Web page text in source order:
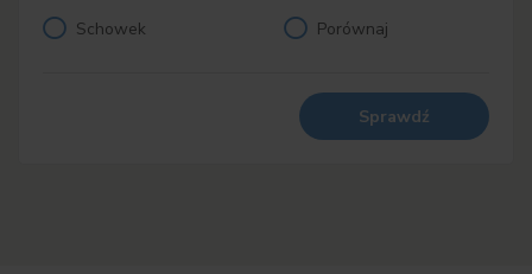
Schowek Porównaj
Sprawdź